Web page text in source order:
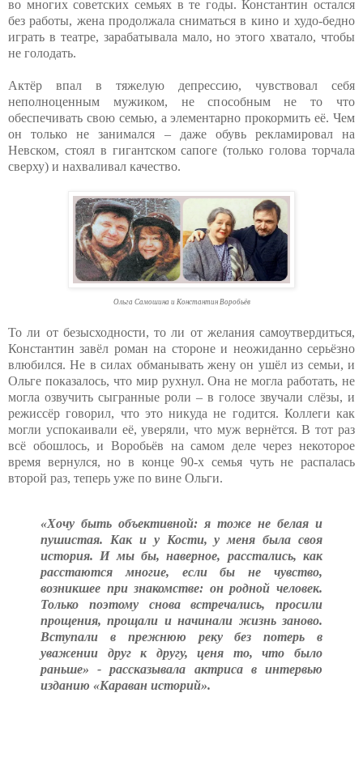
во многих советских семьях в те годы. Константин остался
без работы, жена продолжала сниматься в кино и худо-бедно
играть в театре, зарабатывала мало, но этого хватало, чтобы
не голодать.
Актёр впал в тяжелую депрессию, чувствовал себя
неполноценным мужиком, не способным не то что
обеспечивать свою семью, а элементарно прокормить её. Чем
он только не занимался – даже обувь рекламировал на
Невском, стоял в гигантском сапоге (только голова торчала
сверху) и нахваливал качество.
Ольга Самошина и Константин Воробьёв
То ли от безысходности, то ли от желания самоутвердиться,
Константин завёл роман на стороне и неожиданно серьёзно
влюбился. Не в силах обманывать жену он ушёл из семьи, и
Ольге показалось, что мир рухнул. Она не могла работать, не
могла озвучить сыгранные роли – в голосе звучали слёзы, и
режиссёр говорил, что это никуда не годится. Коллеги как
могли успокаивали её, уверяли, что муж вернётся. В тот раз
всё обошлось, и Воробьёв на самом деле через некоторое
время вернулся, но в конце 90-х семья чуть не распалась
второй раз, теперь уже по вине Ольги.
«Хочу быть объективной: я тоже не белая и
пушистая. Как и у Кости, у меня была своя
история. И мы бы, наверное, расстались, как
расстаются многие, если бы не чувство,
возникшее при знакомстве: он родной человек.
Только поэтому снова встречались, просили
прощения, прощали и начинали жизнь заново.
Вступали в прежнюю реку без потерь в
уважении друг к другу, ценя то, что было
раньше» - рассказывала актриса в интервью
изданию «Караван историй».